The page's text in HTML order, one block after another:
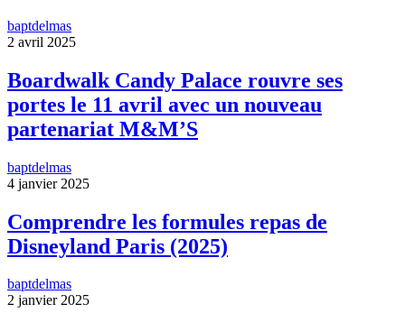
baptdelmas
2 avril 2025
Boardwalk Candy Palace rouvre ses
portes le 11 avril avec un nouveau
partenariat M&M’S
baptdelmas
4 janvier 2025
Comprendre les formules repas de
Disneyland Paris (2025)
baptdelmas
2 janvier 2025